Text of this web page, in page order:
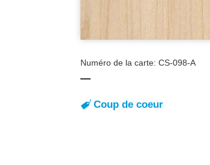
Numéro de la carte: CS-098-A
Coup de coeur